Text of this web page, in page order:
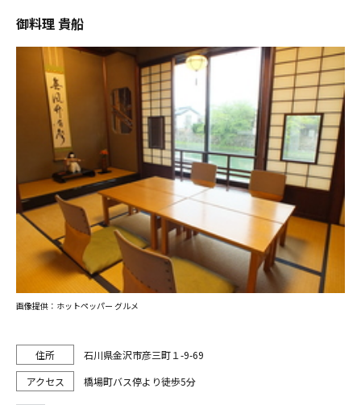
御料理 貴船
石川県金沢市彦三町１-9-69
橋場町バス停より徒歩5分
画像提供：ホットペッパー グルメ